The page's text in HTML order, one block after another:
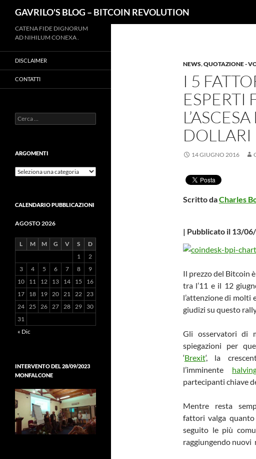
contenuto
GAVRILO'S BLOG – BITCOIN REVOLUTION
NEWS,QUOTAZIONE -
I 5
ESPERTI
DOLLARI
14 GIUGNO 2016
Scritto daCharles
| Pubblicato il 13/
Il prezzo del Bitcoin
tra l’11 e il 12
l’attenzione di molti
giudizi su questo
Gli osservatori di
spiegazioni per
‘Brexit‘, la
l’imminente
partecipanti chiave
Mentre resta
fattori valga
seguito le più
raggiungendo nuovi
CATENA FIDE DIGNORUM
AD NIHILUM CONEXA .
DISCLAIMER
CONTATTI
Ricerca
per:
ARGOMENTI
ARGOMENTI
CALENDARIO PUBBLICAZIONI
AGOSTO 2026
L M M G V S
D
1
2
3
4 5 6 7 8
9
10
11 12 13 14 15
16
17
18 19 20 21 22 23
24 25 26 27 28 29
30
31
« Dic
INTERVENTO DEL 28/09/2023
MONFALCONE